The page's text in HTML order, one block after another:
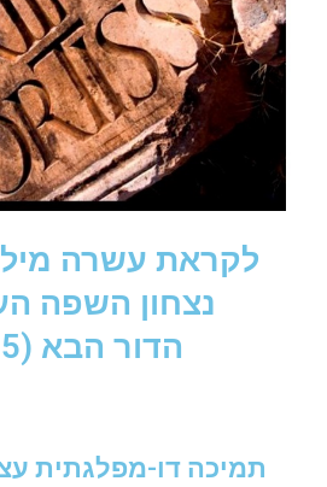
לקראת עשרה
נצחון השפה
הדור הבא (2015)
תמיכה דו-מפלגתית